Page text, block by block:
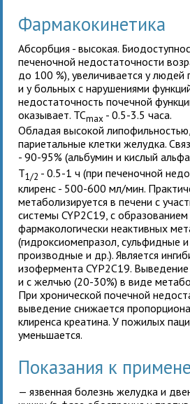
Фармакокинетика
Абсорбция - высокая.
печеночной недостаточности
до 100 %), увеличивается у людей
и у больных с нарушениями
недостаточность почечной
оказывает. TCmax - 0.5-3.5 часа.
Обладая высокой
париетальные клетки желудка.
- 90-95% (альбумин и кислый альфа
T1/2 - 0.5-1 ч (при печеночной
клиренс - 500-600 мл/мин.
метаболизируется в печени с
системы CYP2C19, с
фармакологически неактивных
(гидроксиомепразол, сульфидные
производные и др.). Является
изофермента CYP2C19.
и с желчью (20-30%) в виде
При хронической почечной
выведение снижается
клиренса креатина. У пожилых
уменьшается.
Показания к
— язвенная болезнь желудка и